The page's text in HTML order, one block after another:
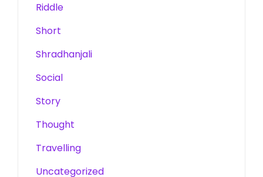
Riddle
Short
Shradhanjali
Social
Story
Thought
Travelling
Uncategorized